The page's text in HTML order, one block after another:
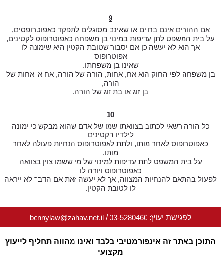
9
אם ההורים אינם בחיים או שאינם מסוגלים לתפקד כאפוטרופסים,
על בית המשפט לתן עדיפות במינוי בן משפחה כאפוטרופוס לקטינים,
אך הוא לא יעשה כן אם יסבור שטובת הקטין היא שימונה לו
אפוטרופוס
שאינו בן משפחתו.
בן משפחה לפי החוק הוא אח, אחות, הורה של הורה, אח או אחות של
הורה,
בן זוג או בת זוג של הורה.
10
כל הורה רשאי לכתוב בצוואתו שמו של אדם שהוא מבקש כי ימונה
לילדיו הקטינים
כאפוטרופוס לאחר מותו, ולתת לאפוטרופוס הנחיות פעולה לאחר
מותו.
על בית המשפט לתת עדיפות למינוי של מי ששמו צוין בצוואה
כאפוטרופוס ויורה לו
לפעול בהתאם להנחיות המצווה, אך לא יעשה זאת אם הדבר לא ייראה
לו לטובת הקטין.
לפגישת יעוץ: 03-5280460
/
bennylaw@zahav.net.il
התוכן באתר זה אינפורמטיבי בלבד ואינו מהווה תחליף לייעוץ
מקצועי